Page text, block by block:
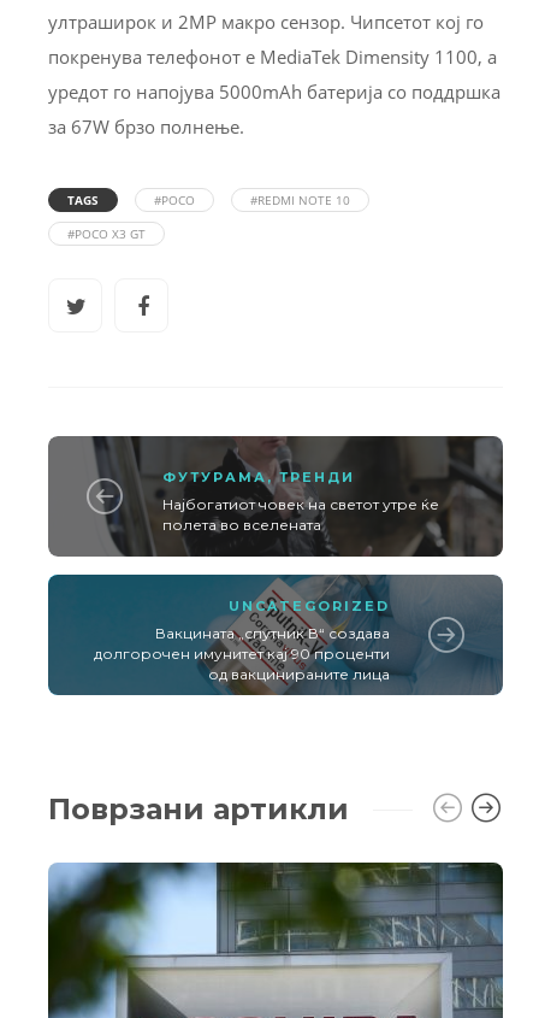
ултраширок и 2MP макро сензор. Чипсетот кој го
покренува телефонот е MediaTek Dimensity 1100, а
уредот го напојува 5000mAh батерија со поддршка
за 67W брзо полнење.
TAGS #POCO
#REDMI NOTE 10
#POCO X3 GT
ФУТУРАМА,ТРЕНДИ
Најбогатиот човек на светот утре ќе
полета во вселената
UNCATEGORIZED
Вакцината „спутник В“ создава
долгорочен имунитет кај 90 проценти
од вакцинираните лица
Поврзани артикли